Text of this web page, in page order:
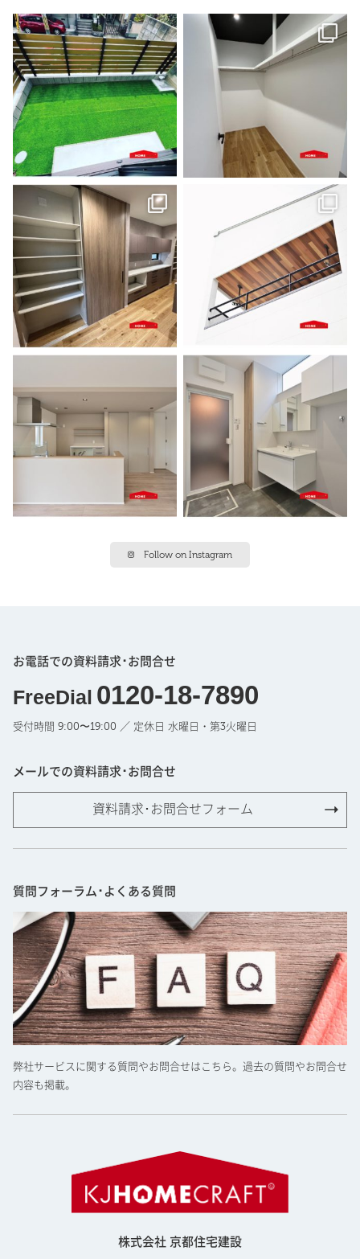
Follow on Instagram
お電話での資料請求･お問合せ
FreeDial 0120-18-7890
受付時間 9:00〜19:00 ／ 定休日 水曜日・第3火曜日
メールでの資料請求･お問合せ
資料請求･お問合せフォーム
質問フォーラム･よくある質問
弊社サービスに関する質問やお問合せはこちら。過去の質問やお問合せ
内容も掲載。
株式会社 京都住宅建設